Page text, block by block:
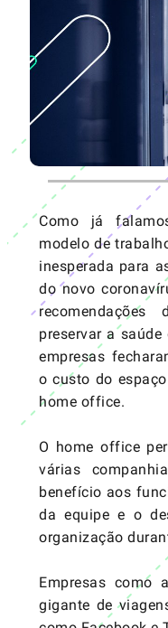
Como já
modelo de
inesperada para
do novo
preservar a
empresas
o custo do
home office.
O home office
várias
benefício aos
da equipe e o
organização
Empresas como
gigante de